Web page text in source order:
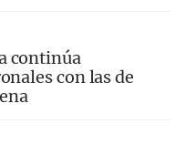
continúa
con las de